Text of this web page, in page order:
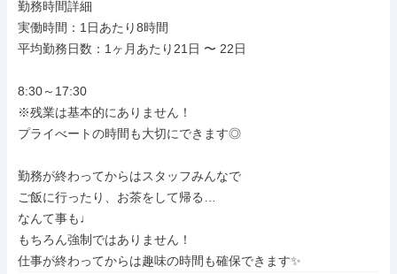
勤務時間詳細
実働時間：1日あたり8時間
平均勤務日数：1ヶ月あたり21日 〜 22日
8:30～17:30
※残業は基本的にありません！
プライべートの時間も大切にできます◎
勤務が終わってからはスタッフみんなで
ご飯に行ったり、お茶をして帰る…
なんて事も♩
もちろん強制ではありません！
仕事が終わってからは趣味の時間も確保できます✨